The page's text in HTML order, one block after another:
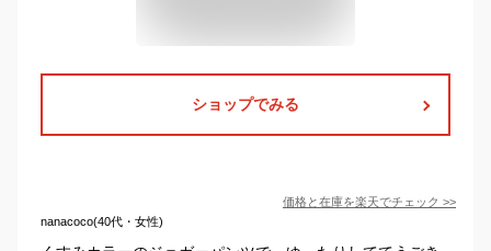
ショップでみる
価格と在庫を楽天でチェック >>
nanacoco(40代・女性)